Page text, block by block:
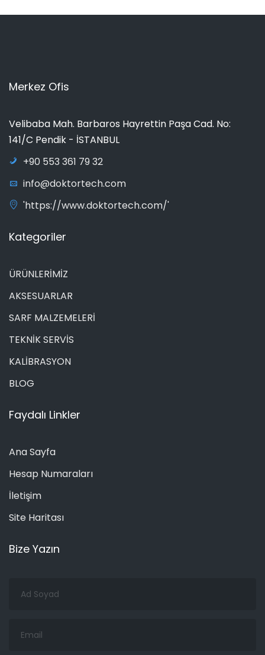
Merkez Ofis
Velibaba Mah. Barbaros Hayrettin Paşa Cad. No:
141/C Pendik - İSTANBUL
+90 553 361 79 32
info@doktortech.com
'https://www.doktortech.com/'
Kategoriler
ÜRÜNLERİMİZ
AKSESUARLAR
SARF MALZEMELERİ
TEKNİK SERVİS
KALİBRASYON
BLOG
Faydalı Linkler
Ana Sayfa
Hesap Numaraları
İletişim
Site Haritası
Bize Yazın
Soyad